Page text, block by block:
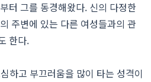
터 그를 동경해왔다. 신의 다정한
주변에 있는 다른 여성들과의 관
한다.
하고 부끄러움을 많이 타는 성격이